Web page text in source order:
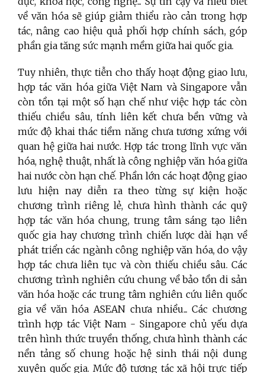
về văn hóa sẽ giúp giảm thiểu rào cản trong hợp
tác, nâng cao hiệu quả phối hợp chính sách, góp
phần gia tăng sức mạnh mềm giữa hai quốc gia.
Tuy nhiên, thực tiễn cho thấy hoạt động giao lưu,
hợp tác văn hóa giữa Việt Nam và Singapore vẫn
còn tồn tại một số hạn chế như việc hợp tác còn
thiếu chiều sâu, tính liên kết chưa bền vững và
mức độ khai thác tiềm năng chưa tương xứng với
quan hệ giữa hai nước. Hợp tác trong lĩnh vực văn
hóa, nghệ thuật, nhất là công nghiệp văn hóa giữa
hai nước còn hạn chế. Phần lớn các hoạt động giao
lưu hiện nay diễn ra theo từng sự kiện hoặc
chương trình riêng lẻ, chưa hình thành các quỹ
hợp tác văn hóa chung, trung tâm sáng tạo liên
quốc gia hay chương trình chiến lược dài hạn về
phát triển các ngành công nghiệp văn hóa, do vậy
hợp tác chưa liên tục và còn thiếu chiều sâu. Các
chương trình nghiên cứu chung về bảo tồn di sản
văn hóa hoặc các trung tâm nghiên cứu liên quốc
gia về văn hóa ASEAN chưa nhiều... Các chương
trình hợp tác Việt Nam - Singapore chủ yếu dựa
trên hình thức truyền thống, chưa hình thành các
nền tảng số chung hoặc hệ sinh thái nội dung
xuyên quốc gia. Mức độ tương tác xã hội trực tiếp